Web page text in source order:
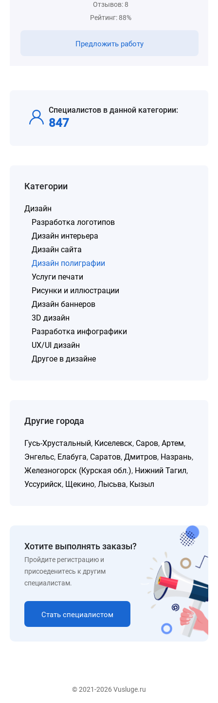
Отзывов: 8
Рейтинг: 88%
Предложить работу
Специалистов в данной категории:
847
Категории
Дизайн
Разработка логотипов
Дизайн интерьера
Дизайн сайта
Дизайн полиграфии
Услуги печати
Рисунки и иллюстрации
Дизайн баннеров
3D дизайн
Разработка инфографики
UX/UI дизайн
Другое в дизайне
Другие города
Гусь-Хрустальный, Киселевск, Саров, Артем,
Энгельс, Елабуга, Саратов, Дмитров, Назрань,
Железногорск (Курская обл.), Нижний Тагил,
Уссурийск, Щекино, Лысьва, Кызыл
Хотите выполнять заказы?
Пройдите регистрацию и
присоеденитесь к другим
специалистам.
Стать специалистом
© 2021-2026 Vusluge.ru